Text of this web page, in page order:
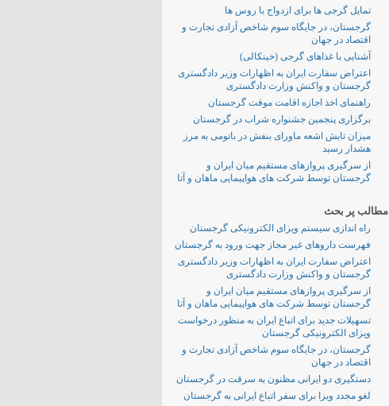
تمایل گرجی ها برای ازدواج با روس ها
گرجستان، در جایگاه سوم شاخص آزادی تجارت و
اقتصاد در جهان
آشنایی با غذاهای گرجی (خینکالی)
اعتراض سفارت ایران به اظهارات وزیر دادگستری
گرجستان و واکنش وزارت دادگستری
راهنمای اخذ اجازه اقامت موقت گرجستان
برگزاری پنجمین جشنواره شراب در گرجستان
میزان تابش اشعه ماورای بنفش در باتومی به مرز
هشدار رسید
از سرگیری پروازهای مستقیم میان ایران و
گرجستان توسط شرکت های هواپیمایی ماهان و آتا
مطالب پر بحث
راه اندازی سیستم ویزای الکترونیکی گرجستان
فهرست داروهای غیر مجاز جهت ورود به گرجستان
اعتراض سفارت ایران به اظهارات وزیر دادگستری
گرجستان و واکنش وزارت دادگستری
از سرگیری پروازهای مستقیم میان ایران و
گرجستان توسط شرکت های هواپیمایی ماهان و آتا
تسهیلات جدید برای اتباع ایران به منظور درخواست
ویزای الکترونیکی گرجستان
گرجستان، در جایگاه سوم شاخص آزادی تجارت و
اقتصاد در جهان
دستگیری دو ایرانی مظنون به سرقت در گرجستان
لغو مجدد ویزا برای سفر اتباع ایرانی به گرجستان